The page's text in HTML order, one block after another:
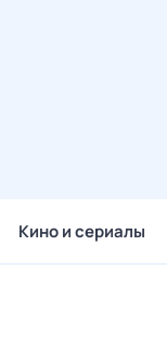
Кино и сериалы